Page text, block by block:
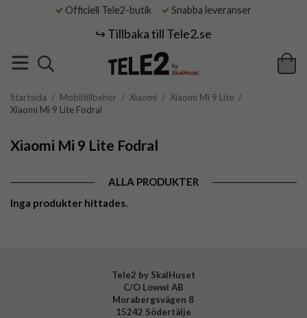
Officiell Tele2-butik Snabba leveranser
↪️ Tillbaka till Tele2.se
Startsida / Mobiltillbehör / Xiaomi / Xiaomi Mi 9 Lite /
Xiaomi Mi 9 Lite Fodral
Xiaomi Mi 9 Lite Fodral
ALLA PRODUKTER
Inga produkter hittades.
Tele2 by SkalHuset
C/O Lowwi AB
Morabergsvägen 8
15242 Södertälje